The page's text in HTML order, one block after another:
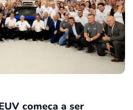
começa a ser